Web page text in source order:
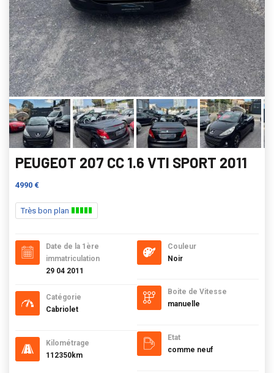
PEUGEOT 207 CC 1.6 VTI SPORT 2011
4990 €
Très bon plan
Date de la 1ère
immatriculation
29 04 2011
Catégorie
Cabriolet
Kilométrage
112350km
Couleur
Noir
Boite de Vitesse
manuelle
Etat
comme neuf